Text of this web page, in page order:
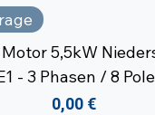
5,5kW
- 3 Phasen / 8 Pole
Preis
0,00 €